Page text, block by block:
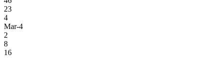
23
4
Mar-4
2
8
16